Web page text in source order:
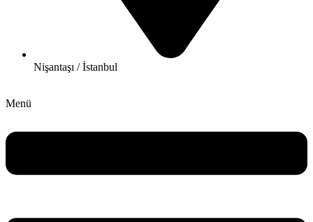
Nişantaşı / İstanbul
Menü